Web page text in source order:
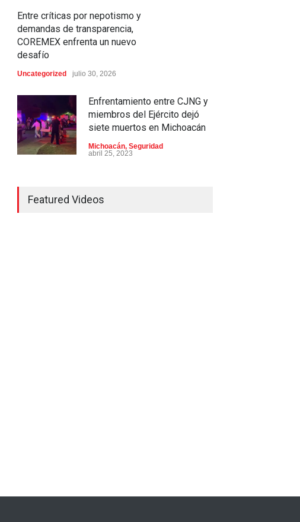
Celia Pulido logra un hito
tres marcas récord en Santo
Domingo 2026
Deportes, Nacional agosto 3, 2026
Entre críticas por nepotismo y
demandas de transparencia,
COREMEX enfrenta un nuevo
desafío
Uncategorized julio 30, 2026
Enfrentamiento entre CJNG y
miembros del Ejército dejó
siete muertos en Michoacán
Michoacán, Seguridad
abril 25, 2023
Featured Videos